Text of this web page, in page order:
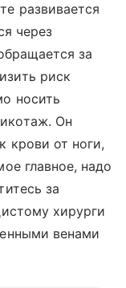
развивается
через
за
риск
носить
Он
крови от ноги,
главное, надо
за
хирурги
венами